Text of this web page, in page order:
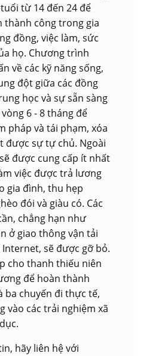
từ 14 đến 24 để
thành công trong gia
đồng, việc làm, sức
họ. Chương trình
về các kỹ năng sống,
đột giữa các đồng
học và sự sẵn sàng
6 - 8 tháng để
pháp và tái phạm, xóa
được sự tự chủ. Ngoài
được cung cấp ít nhất
việc được trả lương
gia đình, thu hẹp
đói và giàu có. Các
chẳng hạn như
ở giao thông vận tải
sẽ được gỡ bỏ.
cho thanh thiếu niên
để hoàn thành
ba chuyến đi thực tế,
vào các trải nghiệm xã
hãy liên hệ với